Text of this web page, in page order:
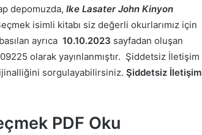
depomuzda, Ike Lasater John Kinyon
isimli kitabı siz değerli okurlarımız için
ayrıca 10.10.2023 sayfadan oluşan
olarak yayınlanmıştır. Şiddetsiz İletişim
sorgulayabilirsiniz. Şiddetsiz İletişim
PDF Oku